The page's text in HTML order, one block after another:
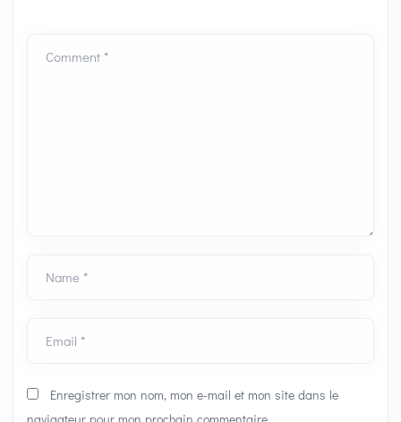
Comment *
Name *
Email *
Enregistrer mon nom, mon e-mail et mon site dans le